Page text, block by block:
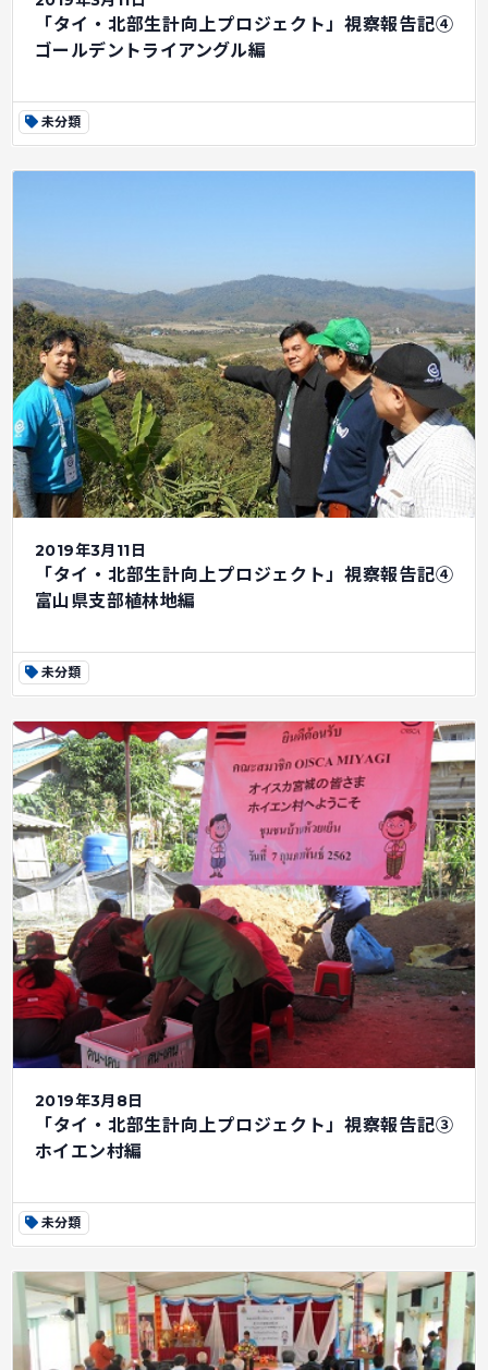
「タイ・北部生計向上プロジェクト」視察報告記④
ゴールデントライアングル編
未分類
2019年3月11日
「タイ・北部生計向上プロジェクト」視察報告記④
富山県支部植林地編
未分類
2019年3月8日
「タイ・北部生計向上プロジェクト」視察報告記③
ホイエン村編
未分類